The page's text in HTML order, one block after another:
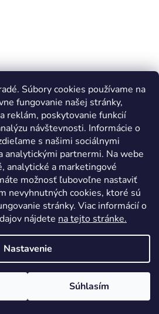
Súbory cookies používame na
fungovanie našej stránky,
reklám, poskytovanie funkcií
návštevnosti. Informácie o
s našimi sociálnymi
analytickými partnermi. Na webe
analytické a marketingové
možnosť ľubovoľne nastaviť
nevyhnutných cookies, ktoré sú
stránky. Viac informácií o
nájdete na tejto stránke.
Nastavenie
Súhlasím
Vytvoril Shoptet
. Všetky práva vyhradené.Upraviť